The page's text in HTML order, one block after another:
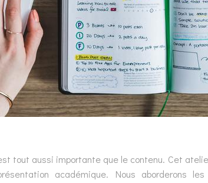
tout aussi importante que le contenu. Cet
académique. Nous aborderons